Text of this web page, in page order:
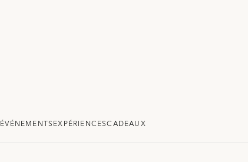
ÉVÉNEMENTSEXPÉRIENCESCADEAUX